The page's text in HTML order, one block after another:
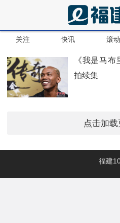
关注 快讯 滚动
《我是马
拍续集
点击加
福建